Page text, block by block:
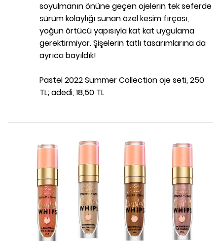
soyulmanın önüne geçen ojelerin tek seferde
sürüm kolaylığı sunan özel kesim fırçası,
yoğun örtücü yapısıyla kat kat uygulama
gerektirmiyor. Şişelerin tatlı tasarımlarına da
ayrıca bayıldık!
Pastel 2022 Summer Collection oje seti, 250
TL; adedi, 18,50 TL